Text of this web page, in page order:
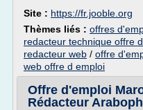
Site : https://fr.jooble.org
Thèmes liés : offres
redacteur technique offre
redacteur web / offre
web offre d emploi
Offre d'emploi
Rédacteur